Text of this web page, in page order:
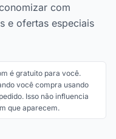
com
e ofertas especiais
é gratuito para você.
você compra usando
Isso não influencia
que aparecem.